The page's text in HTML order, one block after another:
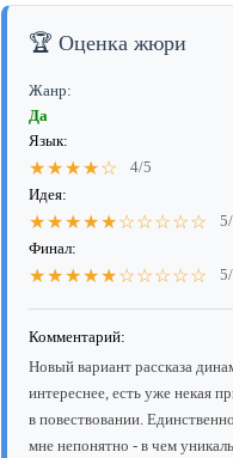
🏆 Оценка жюри
Жанр:
Да
Язык:
★★★★☆
4/5
Идея:
★★★★★☆☆☆☆☆
Финал:
★★★★★☆☆☆☆☆
Комментарий:
Новый вариант рассказа
интереснее, есть уже некая
в повествовании.
мне непонятно - в чем